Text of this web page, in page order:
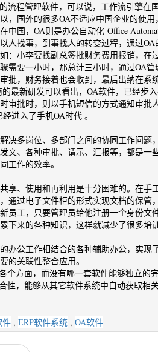
流程管理软件，可以说，工作流引擎在
，国外的很多OA不适应中国企业的使
中国，OA则是办公自动化-Office
人找事，到事找人的转变过程，通过
：小李要找副总签批财务费用报销，在
需要一小时，那总计三小时，通过OA
批，财务接着也会收到，最后出纳在系
最新研发可以看出，OA软件，已经步
审批时，则以手机短信的方式通知审批
进入了手机OA时代 。
决多岗位、多部门之间的协同工作问题
文、各种审批、请示、汇报等，都是一
工作的效率。
享、使用和再利用是十分困难的。在手
通过电子文件柜的形式实现文档的保管
员工，只要管理员给他注册一个身份文
下来的各种知识，这样就减少了很多培训
办公工作相结合的各种辅助办公，实现
的关联性整合应用。
个方面，而没有哪一套软件能够独立的
性，能够从其它软件系统中自动获取相
件 , ERP软件系统 , OA软件